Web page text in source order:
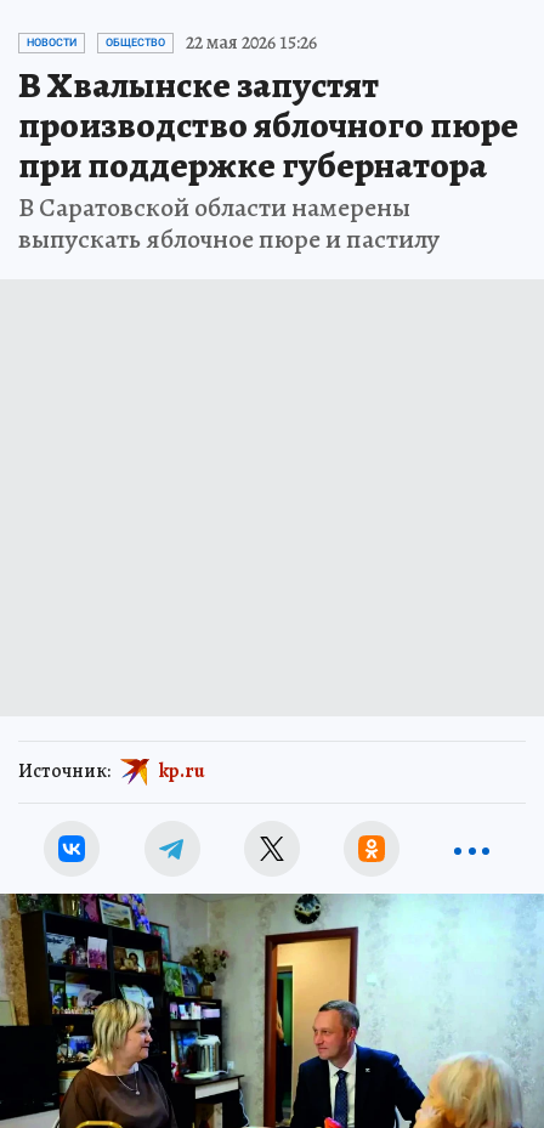
НОВОСТИ ОБЩЕСТВО 22 мая 2026 15:26
В Хвалынске запустят
производство яблочного пюре
при поддержке губернатора
В Саратовской области намерены
выпускать яблочное пюре и пастилу
Источник: kp.ru